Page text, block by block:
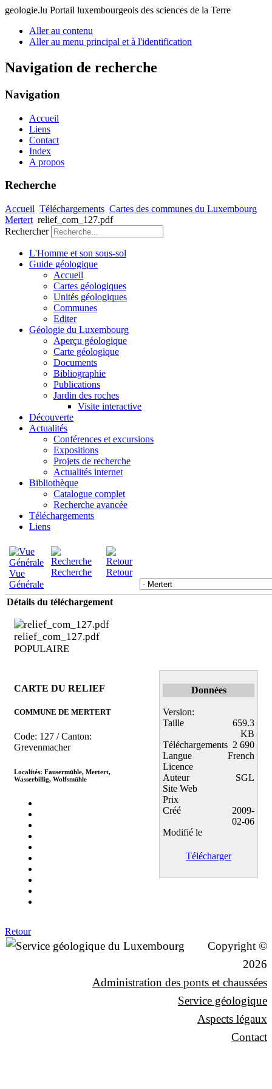
geologie.lu Portail luxembourgeois des sciences de la Terre
Aller au contenu
Aller au menu principal et à l'identification
Navigation de recherche
Navigation
Accueil
Liens
Contact
Index
A propos
Recherche
Accueil Téléchargements Cartes des communes du Luxembourg
Mertert relief_com_127.pdf
Rechercher
L'Homme et son sous-sol
Guide géologique
Accueil
Cartes géologiques
Unités géologiques
Communes
Editer
Géologie du Luxembourg
Aperçu géologique
Carte géologique
Documents
Bibliographie
Publications
Jardin des roches
Visite interactive
Découverte
Actualités
Conférences et excursions
Expositions
Projets de recherche
Actualités internet
Bibliothèque
Catalogue complet
Recherche avancée
Téléchargements
Liens
Vue
Générale
Recherche Retour
Détails du téléchargement
relief_com_127.pdf
POPULAIRE
CARTE DU RELIEF
COMMUNE DE MERTERT
Code: 127 / Canton:
Grevenmacher
Localités: Fausermühle, Mertert,
Wasserbillig, Wolfsmühle
Données
Version:
Taille
659.3
KB
Téléchargements 2 690
Langue
French
Licence
Auteur
SGL
Site Web
Prix
Créé
2009-
02-06
Modifié le
Télécharger
Retour
Copyright ©
2026
Administration des ponts et chaussées
Service géologique
Aspects légaux
Contact